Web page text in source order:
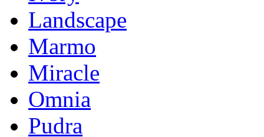
Landscape
Marmo
Miracle
Omnia
Pudra